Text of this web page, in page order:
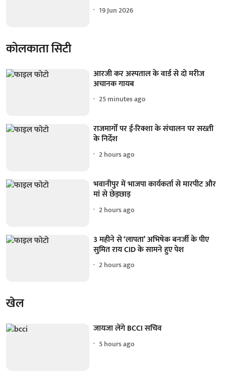
19 Jun 2026
कोलकाता सिटी
आरजी कर अस्पताल के वार्ड से दो मरीज
अचानक गायब
25 minutes ago
राजमार्गों पर ई-रिक्शा के संचालन पर सख्ती
के निर्देश
2 hours ago
भवानीपुर में भाजपा कार्यकर्ता से मारपीट और
मां से छेड़छाड़
2 hours ago
3 महीने से ‘लापता’ अभिषेक बनर्जी के पीए
सुमित राय CID के सामने हुए पेश
2 hours ago
खेल
जायजा लेंगे BCCI सचिव
5 hours ago